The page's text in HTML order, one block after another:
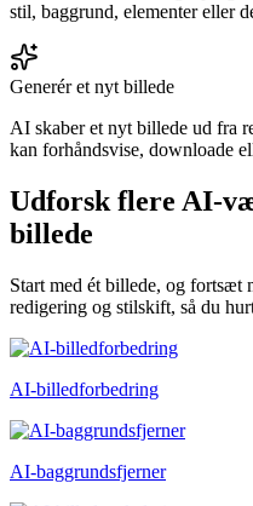
stil, baggrund, elementer eller
Generér et nyt billede
AI skaber et nyt billede ud fra
kan forhåndsvise, downloade
Udforsk flere AI-
billede
Start med ét billede, og fortsæt
redigering og stilskift, så du
AI-billedforbedring
AI-baggrundsfjerner